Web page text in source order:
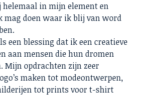
helemaal in mijn element en
mag doen waar ik blij van word
een blessing dat ik een creatieve
aan mensen die hun dromen
Mijn opdrachten zijn zeer
maken tot modeontwerpen,
tot prints voor t-shirt